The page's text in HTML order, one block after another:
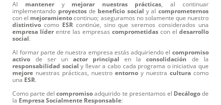
Al mantener y mejorar nuestras prácticas, al continuar
implementando proyectosde beneficio social y al comprometernos
con el mejoramiento continuo; aseguramos no solamente que nuestro
distintivo como ESRcontinúe, sino que seremos considerados una
empresa líder entre las empresas comprometidascon el desarrollo
social.
Al formar parte de nuestra empresa estás adquiriendo el compromiso
activo de ser un actor principal en laconsolidación de la
responsabilidad social y llevar a cabo cada programa o iniciativa que
mejore nuestras prácticas, nuestro entorno y nuestra culturacomo
una ESR.
Como parte delcompromiso adquirido te presentamos el Decálogode
la Empresa Socialmente Responsable: